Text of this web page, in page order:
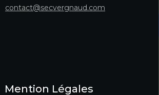
contact@secvergnaud.com
Mention Légales